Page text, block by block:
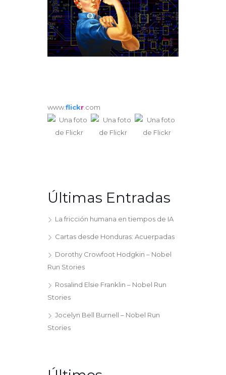
www.flickr.com
Últimas Entradas
La fricción humana en tiempos de IA
Cartas desde Honduras: Acuerpadas
Dorothy Crowfoot Hodgkin – Nobel
Run Stories
Rosalind Elsie Franklin – Nobel Run
Stories
Jocelyn Bell Burnell – Nobel Run
Stories